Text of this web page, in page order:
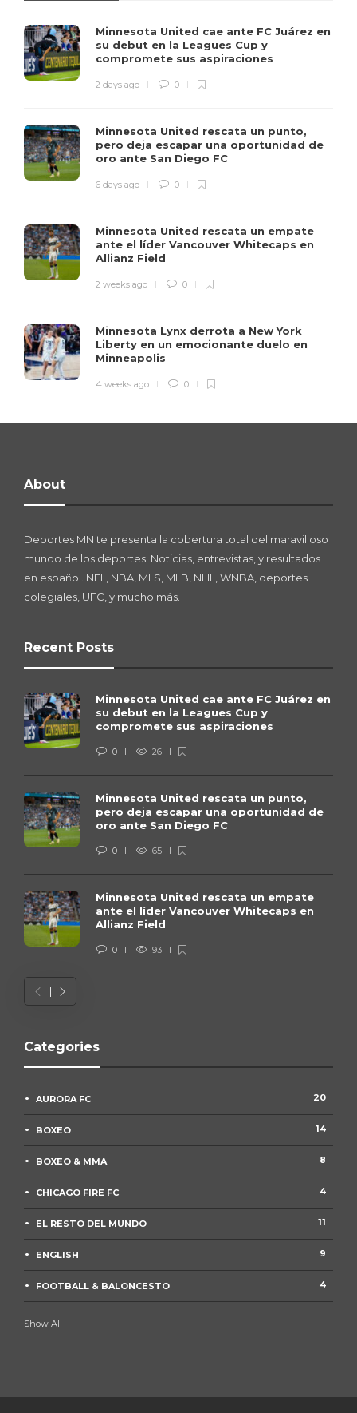
Minnesota United cae ante FC Juárez en
su debut en la Leagues Cup y
compromete sus aspiraciones
2 days ago 0
Minnesota United rescata un punto,
pero deja escapar una oportunidad de
oro ante San Diego FC
6 days ago 0
Minnesota United rescata un empate
ante el líder Vancouver Whitecaps en
Allianz Field
2 weeks ago 0
Minnesota Lynx derrota a New York
Liberty en un emocionante duelo en
Minneapolis
4 weeks ago 0
About
Deportes MN te presenta la cobertura total del maravilloso
mundo de los deportes. Noticias, entrevistas, y resultados
en español. NFL, NBA, MLS, MLB, NHL, WNBA, deportes
colegiales, UFC, y mucho más.
Recent Posts
Minnesota United cae ante FC Juárez en
su debut en la Leagues Cup y
compromete sus aspiraciones
0 26
Minnesota United rescata un punto,
pero deja escapar una oportunidad de
oro ante San Diego FC
0 65
Minnesota United rescata un empate
ante el líder Vancouver Whitecaps en
Allianz Field
0 93
Categories
AURORA FC 20
BOXEO 14
BOXEO & MMA 8
CHICAGO FIRE FC 4
EL RESTO DEL MUNDO 11
ENGLISH 9
FOOTBALL & BALONCESTO 4
Show All